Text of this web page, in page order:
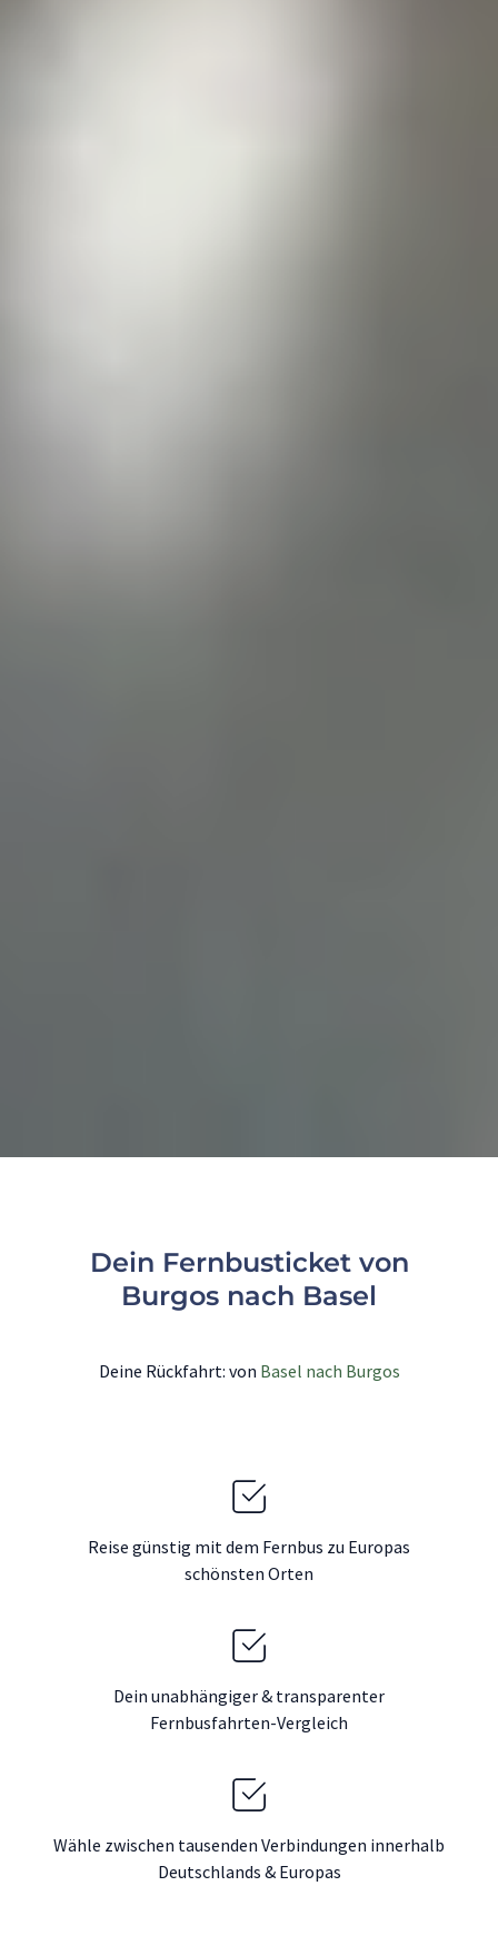
Dein Fernbusticket von
Burgos nach Basel
Deine Rückfahrt: von Basel nach Burgos
Reise günstig mit dem Fernbus zu Europas
schönsten Orten
Dein unabhängiger & transparenter
Fernbusfahrten-Vergleich
Wähle zwischen tausenden Verbindungen innerhalb
Deutschlands & Europas